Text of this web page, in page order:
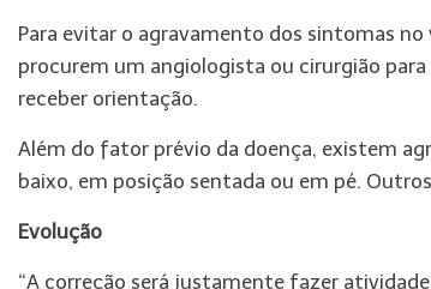
Para evitar o agravamento dos sintomas
procurem um angiologista ou cirurgião
receber orientação.
Além do fator prévio da doença, existem
baixo, em posição sentada ou em pé.
Evolução
“A correção será justamente fazer